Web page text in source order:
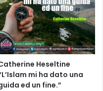
Heseltine
mi ha dato una
ed un fine.”